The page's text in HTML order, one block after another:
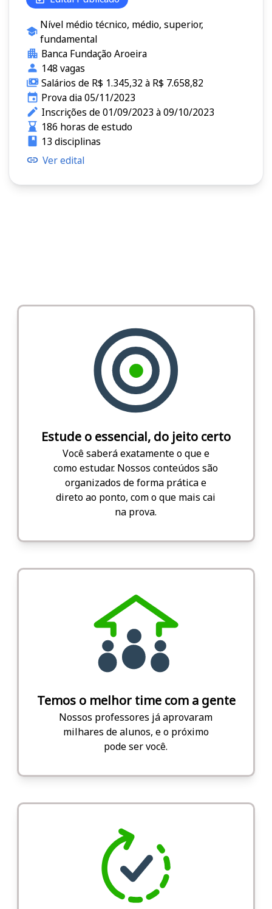
Nível médio técnico, médio, superior,
fundamental
Banca Fundação Aroeira
148 vagas
Salários de R$ 1.345,32 à R$ 7.658,82
Prova dia 05/11/2023
Inscrições de 01/09/2023 à 09/10/2023
186 horas de estudo
13 disciplinas
Ver edital
Estude o essencial, do jeito certo
Você saberá exatamente o que e
como estudar. Nossos conteúdos são
organizados de forma prática e
direto ao ponto, com o que mais cai
na prova.
Temos o melhor time com a gente
Nossos professores já aprovaram
milhares de alunos, e o próximo
pode ser você.